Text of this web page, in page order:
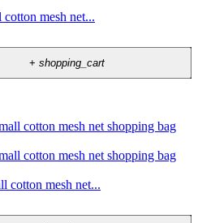
mesh net...
+shopping_cart
cotton mesh net...